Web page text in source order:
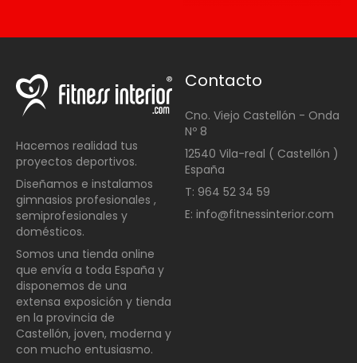
Hacemos realidad tus
proyectos deportivos.
Diseñamos e instalamos
gimnasios profesionales ,
semiprofesionales y
domésticos.
Somos una tienda online
que envía a toda España y
disponemos de una
extensa exposición y tienda
en la provincia de
Castellón, joven, moderna y
con mucho entusiasmo.
Contacto
Cno. Viejo Castellón - Onda
Nº 8
12540 Vila-real ( Castellón )
España
T: 964 52 34 59
E: info@fitnessinterior.com